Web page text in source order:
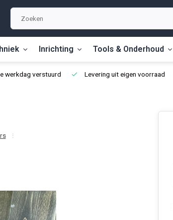
Inrichting Tools & Onderhoud
werkdag verstuurd Levering uit eigen voorraad